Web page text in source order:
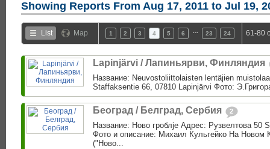
Showing Reports From Aug 17, 2011 to Jul 19,
List Map 1 2 3 4 5 6 23 24 61-80
Lapinjärvi / Лапиньярви, Финляндия
Название: Neuvostoliittolaisten lentäjien
Staffaksentie 66, 07810 Lapinjärvi Фото:
Београд / Белград, Сербия 2
Название: Ново гроблjе Адрес: Рузвелтова 50
Фото и описание: Михаил Кульгейко На Новом
("Ново...